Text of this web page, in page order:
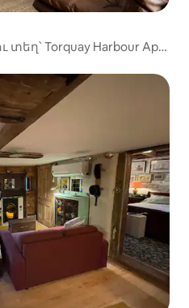
Torquay Harbour Apt